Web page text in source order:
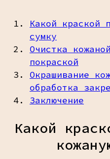
Какой краской
сумку
Очистка
покраской
Окрашивание
обработка
Заключение
Какой